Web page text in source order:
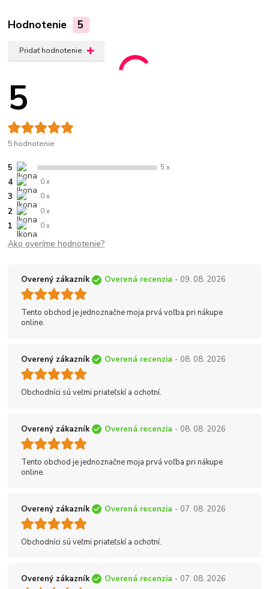
Hodnotenie 5
Pridať hodnotenie
5
5 hodnotenie
5 5 x
4 0 x
3 0 x
2 0 x
1 0 x
Ako overíme hodnotenie?
Overený zákazník Overená recenzia - 09. 08. 2026
Tento obchod je jednoznačne moja prvá voľba pri nákupe
online.
Overený zákazník Overená recenzia - 08. 08. 2026
Obchodníci sú veľmi priateľskí a ochotní.
Overený zákazník Overená recenzia - 08. 08. 2026
Tento obchod je jednoznačne moja prvá voľba pri nákupe
online.
Overený zákazník Overená recenzia - 07. 08. 2026
Obchodníci sú veľmi priateľskí a ochotní.
Overený zákazník Overená recenzia - 07. 08. 2026